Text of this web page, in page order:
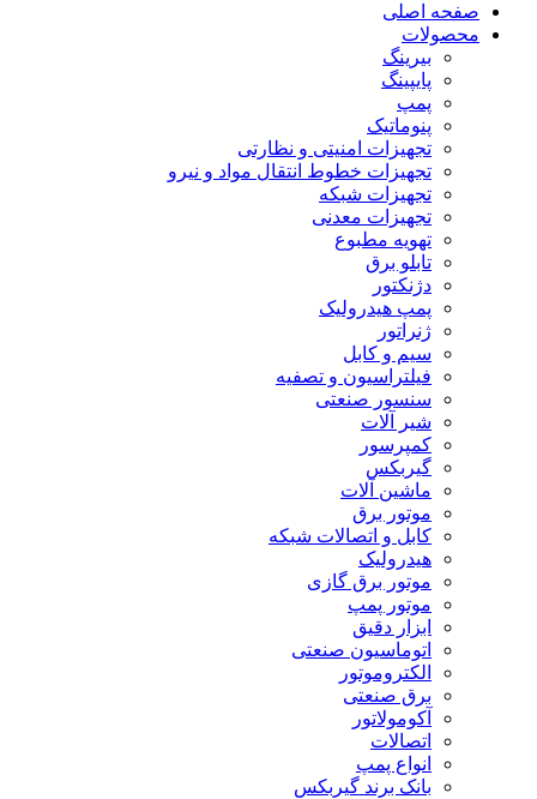
صفحه اصلی
محصولات
بیرینگ
پایپینگ
پمپ
پنوماتیک
تجهیزات امنیتی و نظارتی
تجهیزات خطوط انتقال مواد و نیرو
تجهیزات شبکه
تجهیزات معدنی
تهویه مطبوع
تابلو برق
دژنکتور
پمپ هیدرولیک
ژنراتور
سیم و کابل
فیلتراسیون و تصفیه
سنسور صنعتی
شیر آلات
کمپرسور
گیربکس
ماشین آلات
موتور برق
کابل و اتصالات شبکه
هیدرولیک
موتور برق گازی
موتور پمپ
ابزار دقیق
اتوماسیون صنعتی
الکتروموتور
برق صنعتی
آکومولاتور
اتصالات
انواع پمپ
بانک برند گیربکس